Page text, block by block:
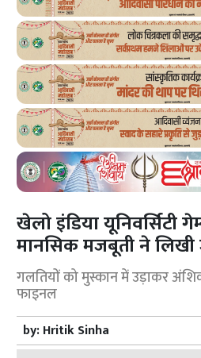
खेलो इंडिया यूनिवर्सिटी
मानसिक मजबूती ने लिखी
गलतियों को मुस्कान में उड़ाकर
फाइनल
by:Hritik Sinha